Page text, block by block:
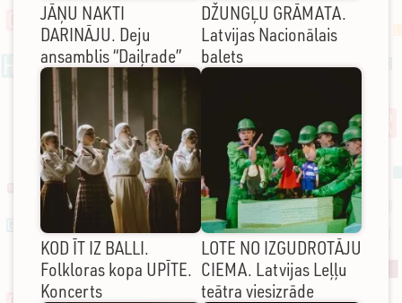
JĀŅU NAKTI
DARINĀJU. Deju
ansamblis “Daiļrade”
DŽUNGĻU GRĀMATA.
Latvijas Nacionālais
balets
KOD ĪT IZ BALLI.
Folkloras kopa UPĪTE.
Koncerts
LOTE NO IZGUDROTĀJU
CIEMA. Latvijas Leļļu
teātra viesizrāde